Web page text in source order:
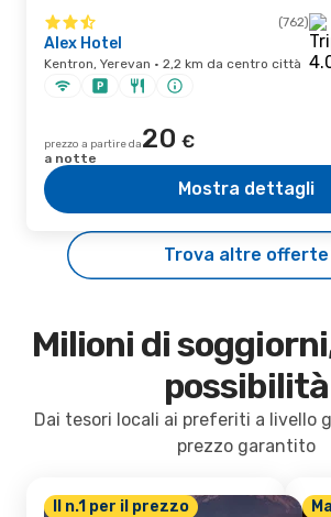
(762)
Alex Hotel
Kentron, Yerevan · 2,2 km da centro città
prezzo a partire da20 €
a notte
Mostra dettagli
Trova altre offerte
Milioni di
possibilità
Dai tesori locali ai preferiti a livello
prezzo garantito
Il n.1 per il prezzo